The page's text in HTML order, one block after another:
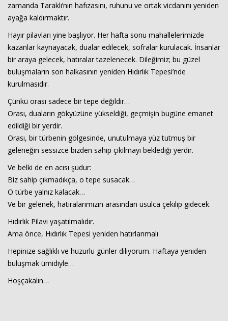
zamanda Taraklı’nın hafızasını, ruhunu ve ortak vicdanını yeniden
ayağa kaldırmaktır.
Hayır pilavları yine başlıyor. Her hafta sonu mahallelerimizde
kazanlar kaynayacak, dualar edilecek, sofralar kurulacak. İnsanlar
bir araya gelecek, hatıralar tazelenecek. Dileğimiz; bu güzel
buluşmaların son halkasının yeniden Hıdırlık Tepesi’nde
kurulmasıdır.
Çünkü orası sadece bir tepe değildir…
Orası, duaların gökyüzüne yükseldiği, geçmişin bugüne emanet
edildiği bir yerdir.
Orası, bir türbenin gölgesinde, unutulmaya yüz tutmuş bir
geleneğin sessizce bizden sahip çıkılmayı beklediği yerdir.
Ve belki de en acısı şudur:
Biz sahip çıkmadıkça, o tepe susacak…
O türbe yalnız kalacak…
Ve bir gelenek, hatıralarımızın arasından usulca çekilip gidecek.
Hıdırlık Pilavı yaşatılmalıdır.
Ama önce, Hıdırlık Tepesi yeniden hatırlanmalı
Hepinize sağlıklı ve huzurlu günler diliyorum. Haftaya yeniden
buluşmak ümidiyle…
Hoşçakalın…